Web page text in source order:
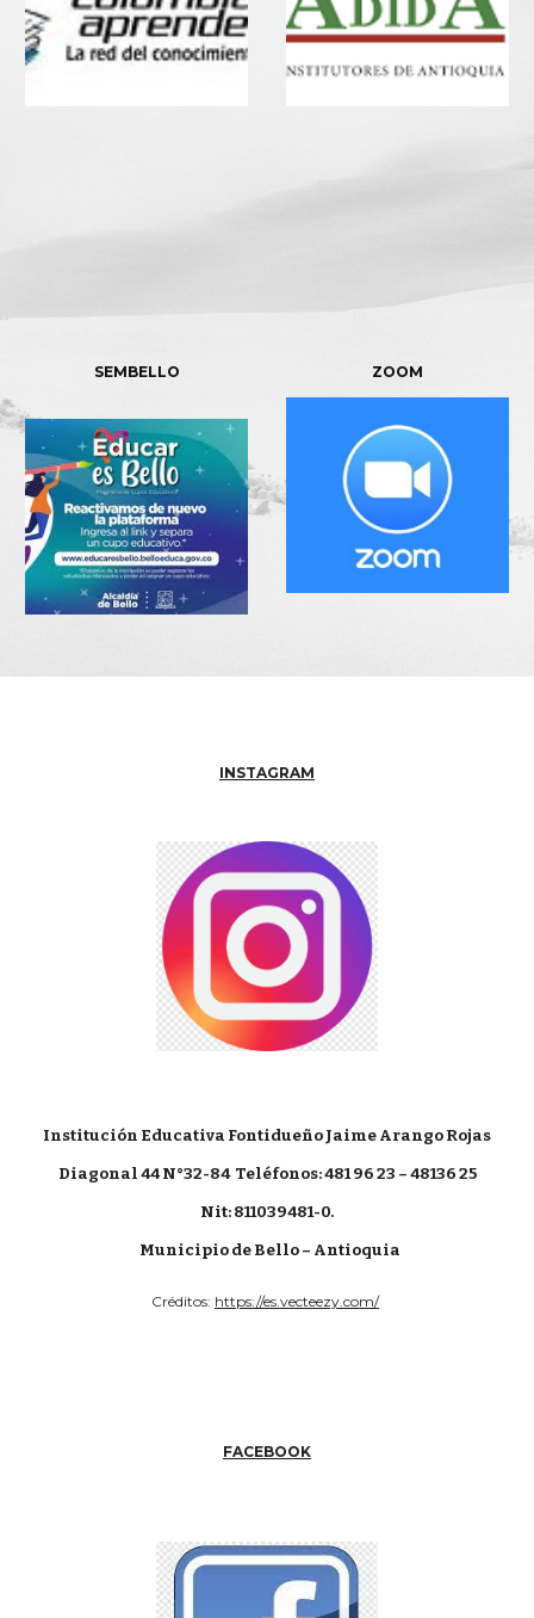
SEMBELLO ZOOM
INSTAGRAM
Institución Educativa Fontidueño Jaime Arango Rojas
Diagonal 44 N°32-84 Teléfonos: 481 96 23 – 48136 25
Nit: 811039481-0.
Municipio de Bello – Antioquia
Créditos: https://es.vecteezy.com/
FACEBOOK